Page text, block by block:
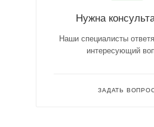
Нужна
Наши специалисты
интересующий
ЗАДАТЬ